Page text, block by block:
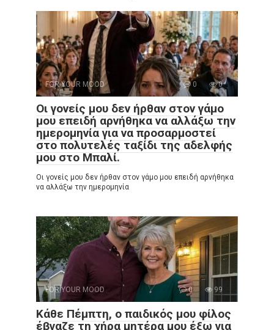
FOR YOUR MOOD 0 0
Οι γονείς μου δεν ήρθαν στον γάμο
μου επειδή αρνήθηκα να αλλάξω την
ημερομηνία για να προσαρμοστεί
στο πολυτελές ταξίδι της αδελφής
μου στο Μπαλί.
Οι γονείς μου δεν ήρθαν στον γάμο μου επειδή αρνήθηκα
να αλλάξω την ημερομηνία
FOR YOUR MOOD 0 99
Κάθε Πέμπτη, ο παιδικός μου φίλος
έβγαζε τη χήρα μητέρα μου έξω για